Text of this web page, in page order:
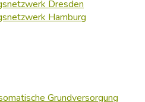
Dresden
Hamburg
Grundversorgung